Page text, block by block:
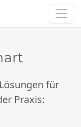
für
Praxis: